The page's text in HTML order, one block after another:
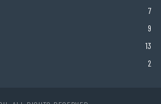
7
9
13
2